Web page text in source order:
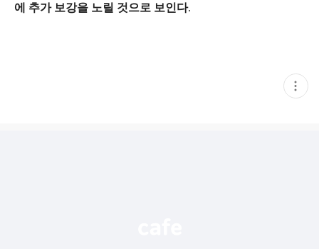
에 추가 보강을 노릴 것으로 보인다.
현
재